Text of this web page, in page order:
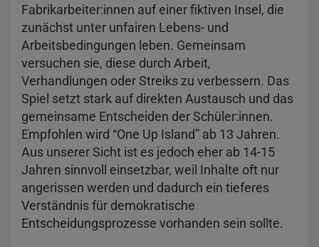
Fabrikarbeiter:innen auf einer fiktiven Insel, die
zunächst unter unfairen Lebens- und
Arbeitsbedingungen leben. Gemeinsam
versuchen sie, diese durch Arbeit,
Verhandlungen oder Streiks zu verbessern. Das
Spiel setzt stark auf direkten Austausch und das
gemeinsame Entscheiden der Schüler:innen.
Empfohlen wird “One Up Island” ab 13 Jahren.
Aus unserer Sicht ist es jedoch eher ab 14-15
Jahren sinnvoll einsetzbar, weil Inhalte oft nur
angerissen werden und dadurch ein tieferes
Verständnis für demokratische
Entscheidungsprozesse vorhanden sein sollte.